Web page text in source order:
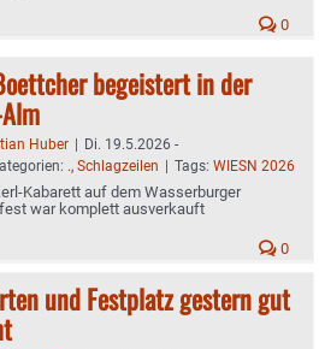
0
begeistert in der
Huber | Di. 19.5.2026 -
., Schlagzeilen | Tags: WIESN 2026
Kabarett auf dem Wasserburger
war komplett ausverkauft
0
und Festplatz gestern gut